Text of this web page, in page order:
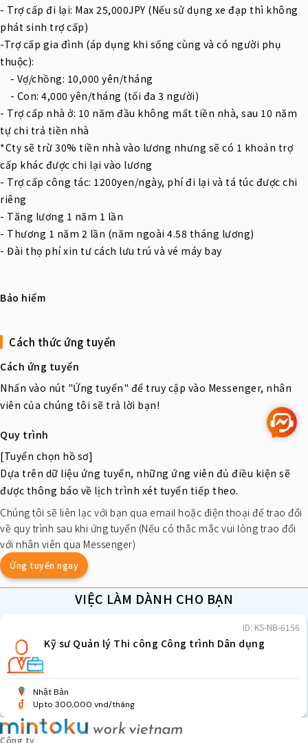
- Trợ cấp đi lại: Max 25,000JPY (Nếu sử dụng xe đạp thì không
phát sinh trợ cấp)
-Trợ cấp gia đình (áp dụng khi sống cùng và có người phụ
thuộc):
- Vợ/chồng: 10,000 yên/tháng
- Con: 4,000 yên/tháng (tối đa 3 người)
- Trợ cấp nhà ở: 10 năm đầu không mất tiền nhà, sau 10 năm
tự chi trả tiền nhà
*Cty sẽ trừ 30% tiền nhà vào lương nhưng sẽ có 1 khoản trợ
cấp khác được chi lại vào lương
- Trợ cấp công tác: 1200yen/ngày, phí đi lại và tá túc được chi
riêng
- Tăng lương 1 năm 1 lần
- Thương 1 năm 2 lần (năm ngoài 4.58 tháng lương)
- Đài thọ phí xin tư cách lưu trú và vé máy bay
Bảo hiểm
Cách thức ứng tuyển
Cách ứng tuyển
Nhấn vào nút "Ứng tuyển" để truy cập vào Messenger, nhân
viên của chúng tôi sẽ trả lời bạn!
Quy trình
[Tuyển chọn hồ sơ]
Dựa trên dữ liệu ứng tuyển, những ứng viên đủ điều kiện sẽ
được thông báo về lịch trình xét tuyển tiếp theo.
Chúng tôi sẽ liên lạc với bạn qua email hoặc điện thoại để trao đổi
về quy trình sau khi ứng tuyển (Nếu có thắc mắc vui lòng trao đổi
với nhân viên qua Messenger)
Ứng tuyển ngay
VIỆC LÀM DÀNH CHO BẠN
ID: KS-NB-6156
Kỹ sư Quản lý Thi công Công trình Dân dụng
Nhật Bản
Upto 300,000 vnd/tháng
Công ty